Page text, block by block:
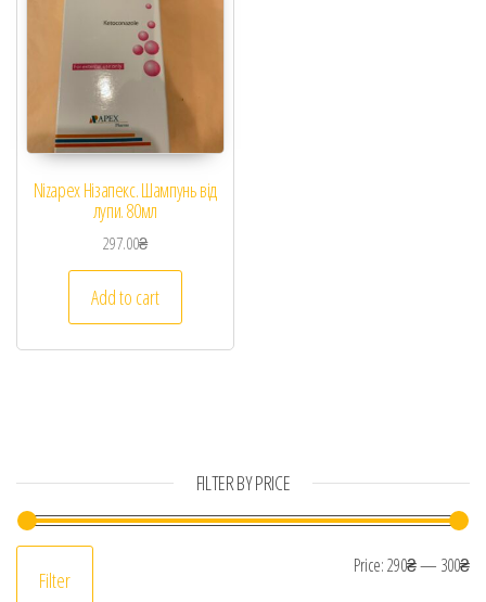
Nizapex Нізапекс. Шампунь від
лупи. 80мл
297.00₴
Add to cart
FILTER BY PRICE
Filter
Price:290₴— 300₴